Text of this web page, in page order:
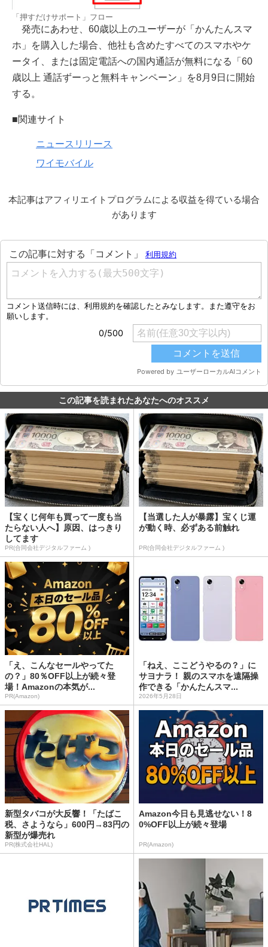
「押すだけサポート」フロー
発売にあわせ、60歳以上のユーザーが「かんたんスマ
ホ」を購入した場合、他社も含めたすべてのスマホやケ
ータイ、または固定電話への国内通話が無料になる「60
歳以上 通話ずーっと無料キャンペーン」を8月9日に開始
する。
■関連サイト
ニュースリリース
ワイモバイル
本記事はアフィリエイトプログラムによる収益を得ている場合
があります
この記事を読まれたあなたへのオススメ
【宝くじ何年も買って一度も当
たらない人へ】原因、はっきり
してます
PR(合同会社デジタルファーム )
【当選した人が暴露】宝くじ運
が動く時、必ずある前触れ
PR(合同会社デジタルファーム )
「え、こんなセールやってた
の？」80％OFF以上が続々登
場！Amazonの本気が...
PR(Amazon)
「ねえ、ここどうやるの？」に
サヨナラ！ 親のスマホを遠隔操
作できる「かんたんスマ...
2026年5月28日
新型タバコが大反響！「たばこ
税、さようなら」600円→83円の
新型が爆売れ
PR(株式会社HAL)
Amazon今日も見逃せない！8
0%OFF以上が続々登場
PR(Amazon)